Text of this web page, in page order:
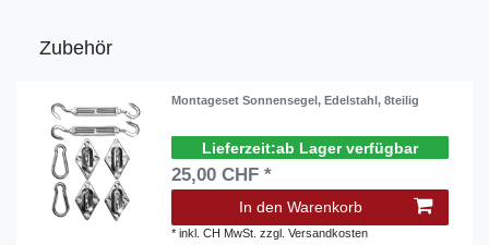
Zubehör
Montageset Sonnensegel, Edelstahl, 8teilig
ab Lager verfügbar
25,00 CHF *
In den Warenkorb
*inkl. CH MwSt. zzgl.Versandkosten